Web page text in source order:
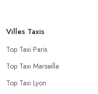
Villes Taxis
Top Taxi Paris
Top Taxi Marseille
Top Taxi Lyon